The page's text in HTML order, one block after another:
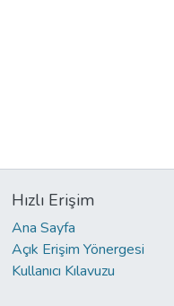
Hızlı Erişim
Ana Sayfa
Açık Erişim Yönergesi
Kullanıcı Kılavuzu